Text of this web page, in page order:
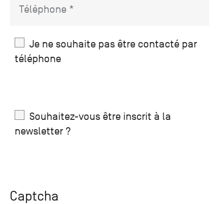
Je ne souhaite pas être contacté par
téléphone
Souhaitez-vous être inscrit à la
newsletter ?
Captcha